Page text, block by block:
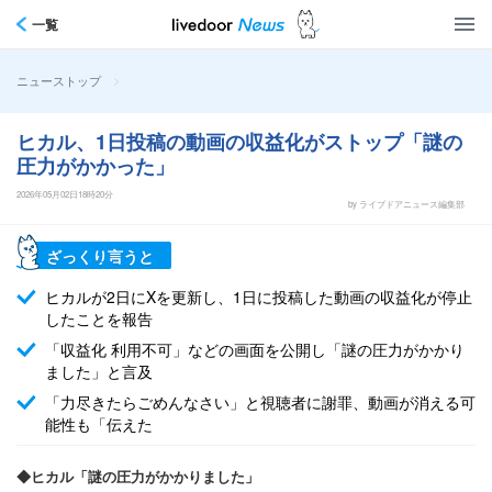
一覧
ニューストップ >
ヒカル、1日投稿の動画の収益化がストップ「謎の
圧力がかかった」
2026年05月02日18時20分
by ライブドアニュース編集部
ざっくり言うと
ヒカルが2日にXを更新し、1日に投稿した動画の収益化が停止
したことを報告
「収益化 利用不可」などの画面を公開し「謎の圧力がかかり
ました」と言及
「力尽きたらごめんなさい」と視聴者に謝罪、動画が消える可
能性も「伝えた
◆ヒカル「謎の圧力がかかりました」